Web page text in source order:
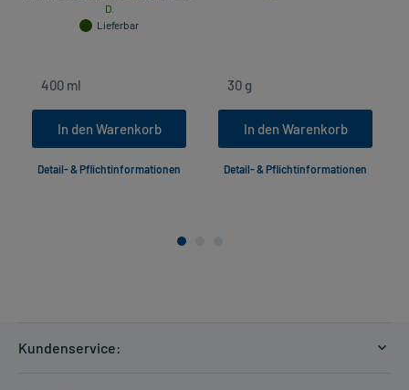
D.
Lieferbar
In den Warenkorb
Detail- & Pflichtinformationen
In den Warenkorb
Detail- & Pflichtinformationen
Kundenservice: